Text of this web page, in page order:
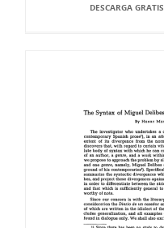
DESCARGA GRATIS